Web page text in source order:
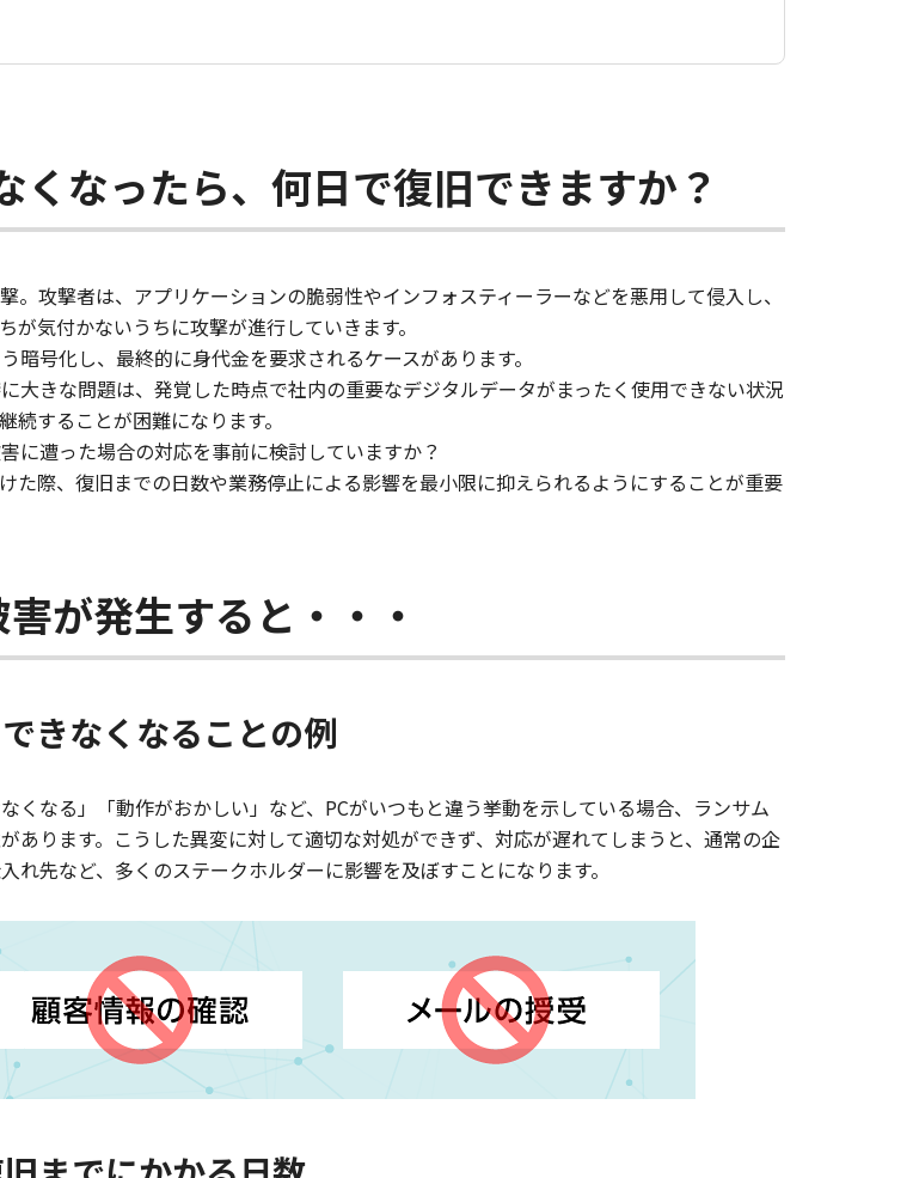
くなったら、何日で復旧できますか？
攻撃者は、アプリケーションの脆弱性やインフォスティーラーなどを悪用して侵入し、
気付かないうちに攻撃が進行していきます。
号化し、最終的に身代金を要求されるケースがあります。
大きな問題は、発覚した時点で社内の重要なデジタルデータがまったく使用できない状況
することが困難になります。
に遭った場合の対応を事前に検討していますか？
た際、復旧までの日数や業務停止による影響を最小限に抑えられるようにすることが重要
が発生すると・・・
きなくなることの例
くなる」「動作がおかしい」など、PCがいつもと違う挙動を示している場合、ランサム
あります。こうした異変に対して適切な対処ができず、対応が遅れてしまうと、通常の企
先など、多くのステークホルダーに影響を及ぼすことになります。